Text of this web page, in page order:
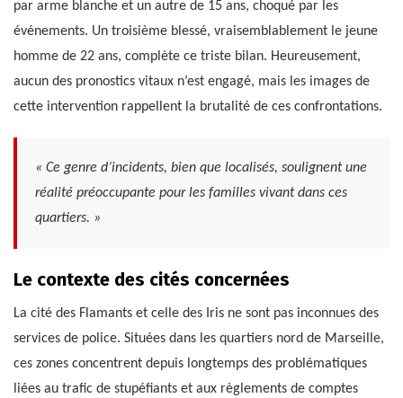
par arme blanche et un autre de 15 ans, choqué par les
événements. Un troisième blessé, vraisemblablement le jeune
homme de 22 ans, complète ce triste bilan. Heureusement,
aucun des pronostics vitaux n’est engagé, mais les images de
cette intervention rappellent la brutalité de ces confrontations.
« Ce genre d’incidents, bien que localisés, soulignent une
réalité préoccupante pour les familles vivant dans ces
quartiers. »
Le contexte des cités concernées
La cité des Flamants et celle des Iris ne sont pas inconnues des
services de police. Situées dans les quartiers nord de Marseille,
ces zones concentrent depuis longtemps des problématiques
liées au trafic de stupéfiants et aux règlements de comptes